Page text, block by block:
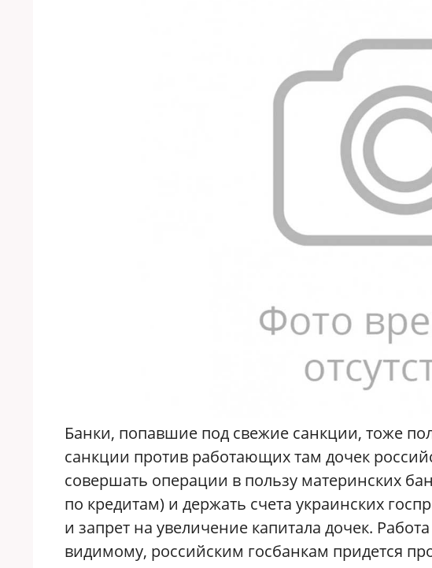
Банки, попавшие под свежие санкции, тоже
санкции против работающих там дочек
совершать операции в пользу материнских
по кредитам) и держать счета украинских
и запрет на увеличение капитала дочек.
видимому, российским госбанкам придется